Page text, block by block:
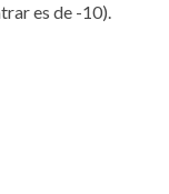
es de -10).